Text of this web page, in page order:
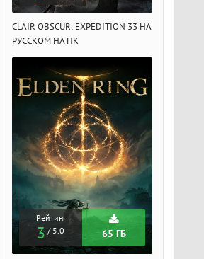
CLAIR OBSCUR: EXPEDITION 33 НА
РУССКОМ НА ПК
Рейтинг
3 / 5.0 65 ГБ